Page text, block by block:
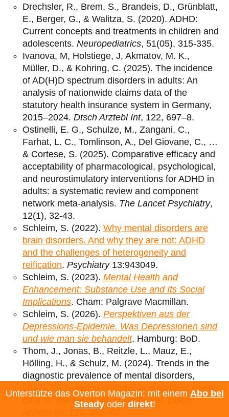
Drechsler, R., Brem, S., Brandeis, D., Grünblatt,
E., Berger, G., & Walitza, S. (2020). ADHD:
Current concepts and treatments in children and
adolescents. Neuropediatrics, 51(05), 315-335.
Ivanova, M, Holstiege, J, Akmatov, M. K.,
Müller, D., & Kohring, C. (2025). The incidence
of AD(H)D spectrum disorders in adults: An
analysis of nationwide claims data of the
statutory health insurance system in Germany,
2015–2024. Dtsch Arztebl Int, 122, 697–8.
Ostinelli, E. G., Schulze, M., Zangani, C.,
Farhat, L. C., Tomlinson, A., Del Giovane, C., …
& Cortese, S. (2025). Comparative efficacy and
acceptability of pharmacological, psychological,
and neurostimulatory interventions for ADHD in
adults: a systematic review and component
network meta-analysis. The Lancet Psychiatry,
12(1), 32-43.
Schleim, S. (2022). Why mental disorders are
brain disorders. And why they are not: ADHD
and the challenges of heterogeneity and
reification. Psychiatry13:943049.
Schleim, S. (2023). Mental Health and
Enhancement: Substance Use and Its Social
Implications. Cham: Palgrave Macmillan.
Schleim, S. (2026). Perspektiven aus der
Depressions-Epidemie. Was Depressionen sind
und wie man sie behandelt. Hamburg: BoD.
Thom, J., Jonas, B., Reitzle, L., Mauz, E.,
Hölling, H., & Schulz, M. (2024). Trends in the
diagnostic prevalence of mental disorders,
2012–2022—using nationwide outpatient claims
data for mental health surveillance.Dtsch
, 121, 355–62
Unterstütze das Overton Magazin: mit einem Abo bei
Steadyoder direkt!